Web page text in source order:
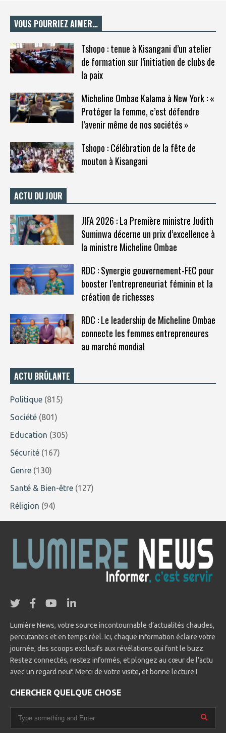
VOUS POURRIEZ AIMER…
Tshopo : tenue à Kisangani d’un atelier
de formation sur l’initiation de clubs de
la paix
Micheline Ombae Kalama à New York : «
Protéger la femme, c’est défendre
l’avenir même de nos sociétés »
Tshopo : Célébration de la fête de
mouton à Kisangani
ACTU DU JOUR
JIFA 2026 : La Première ministre Judith
Suminwa décerne un prix d’excellence à
la ministre Micheline Ombae
RDC : Synergie gouvernement-FEC pour
booster l’entrepreneuriat féminin et la
création de richesses
RDC : Le leadership de Micheline Ombae
connecte les femmes entrepreneures
au marché mondial
ACTU BRÛLANTE
Politique (815)
Société (801)
Education (305)
Sécurité (167)
Genre (130)
Santé & Bien-être (127)
Réligion (94)
Lumière News, votre source incontournable d’actualités chaudes,
percutantes et en temps réel. Ici, chaque information éclaire votre
journée, des scoops exclusifs aux révélations qui font le buzz.
Restez connectés, restez informés, et plongez au cœur de l’actu
avec un regard neuf. Merci de votre visite, et bonne lecture !
CHERCHER QUELQUE CHOSE